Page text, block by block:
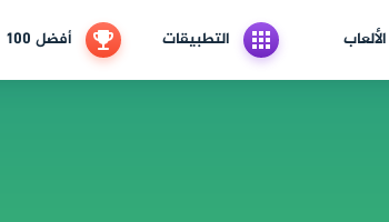
الألعاب التطبيقات أفضل 100